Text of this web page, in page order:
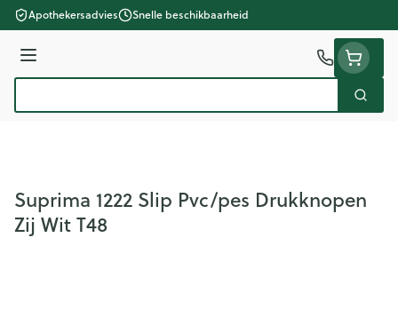
Ga naar de inhoud
Apothekersadvies Snelle beschikbaarheid
Menu
Zoek
Suprima 1222 Slip Pvc/pes Drukknopen
Zij Wit T48